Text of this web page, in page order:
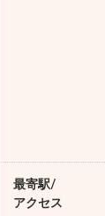
最寄駅/
アクセス